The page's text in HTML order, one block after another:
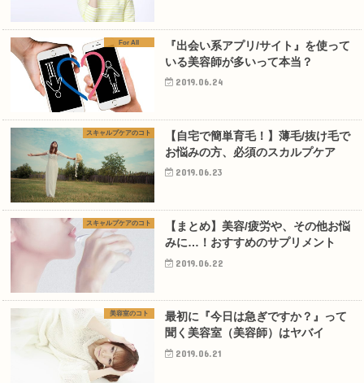
For All
『出会い系アプリ/サイト』を使って
いる美容師が多いって本当？
2019.06.24
スキャルプケアのコト
【自宅で簡単育毛！】薄毛/抜け毛で
お悩みの方、必須のスカルプケア
2019.06.23
スキャルプケアのコト
【まとめ】美容/疲労や、その他お悩
みに…！おすすめのサプリメント
2019.06.22
美容室のコト
最初に『今日は急ぎですか？』って
聞く美容室（美容師）はヤバイ
2019.06.21